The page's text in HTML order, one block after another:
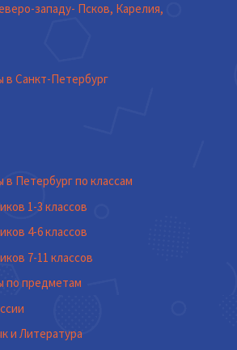
западу- Псков, Карелия,
в Санкт-Петербург
Петербург по классам
1-3 классов
4-6 классов
7-11 классов
по предметам
и Литература